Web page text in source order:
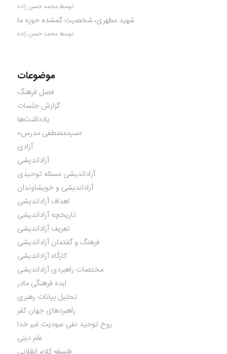
توسط محمد حسن زاده
شهید مطهری، شخصیت گمشده حوزه ما
توسط محمد حسن زاده
موضوعات
فصل فرهنگ
گزارش جلسات
یادداشت‌ها
«سیدمصطفی مدرس»
آزادی
آزاداندیشی
آزاداندیشی مسئله توحیدی
آزاداندیشی و خویشاوندان
اهداف آزاداندیشی
تاریخچه آزاداندیشی
تعریف آزاداندیشی
فرهنگ و گفتمان آزاداندیشی
کارگاه آزاداندیشی
مختصات راهبردی آزاداندیشی
ایده فرهنگی مادر
تحلیل بیانات رهبری
راهبردهای جهان کفر
روح توحید نفی عبودیت غیر خدا
علم دینی